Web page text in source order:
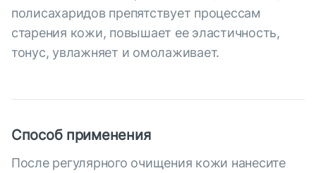
полисахаридов препятствует процессам
старения кожи, повышает ее эластичность,
тонус, увлажняет и омолаживает.
Способ применения
После регулярного очищения кожи нанесите